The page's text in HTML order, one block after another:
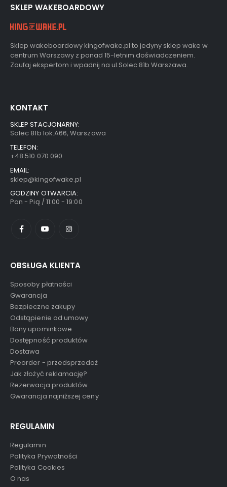
SKLEP WAKEBOARDOWY
Sklep wakeboardowy kingofwake.pl to jedyny sklep wake w
centrum Warszawy z ponad 15-letnim doświadczeniem.
Zaufaj ekspertom i wpadnij na ul.Solec 81b Warszawa.
KONTAKT
SKLEP STACJONARNY:
Solec 81b lok.A66, Warszawa
TELEFON:
+48 510 070 090
EMAIL:
sklep@kingofwake.pl
GODZINY OTWARCIA:
Pon - Pią / 11:00 - 19:00
OBSŁUGA KLIENTA
Sposoby płatności
Gwarancja
Bezpieczne zakupy
Odstąpienie od umowy
Bony upominkowe
Dostępność produktów
Dostawa
Preorder - przedsprzedaż
Jak złożyć reklamację?
Rezerwacja produktów
Gwarancja najniższej ceny
REGULAMIN
Regulamin
Polityka Prywatności
Polityka Cookies
O nas